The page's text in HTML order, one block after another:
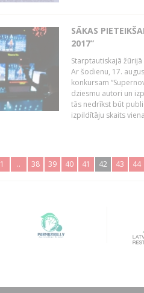
SĀKAS
2017”
Starptautiskajā
Ar šodienu, 17.
konkursam
dziesmu autori un
tās nedrīkst būt
izpildītāju skaits
1 .. 38 39 40 41 42 43 44